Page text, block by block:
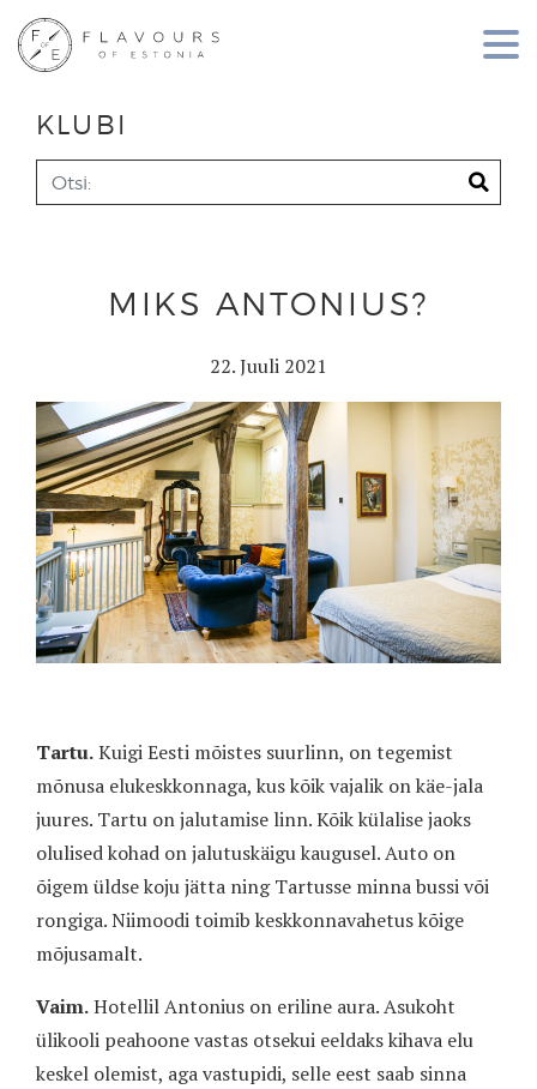
KLUBI
MIKS ANTONIUS?
22. Juuli 2021
Tartu.Kuigi Eesti mõistes suurlinn, on tegemist
mõnusa elukeskkonnaga, kus kõik vajalik on käe-jala
juures. Tartu on jalutamise linn. Kõik külalise jaoks
olulised kohad on jalutuskäigu kaugusel. Auto on
õigem üldse koju jätta ning Tartusse minna bussi või
rongiga. Niimoodi toimib keskkonnavahetus kõige
mõjusamalt.
Vaim.Hotellil Antonius on eriline aura. Asukoht
ülikooli peahoone vastas otsekui eeldaks kihava elu
keskel olemist, aga vastupidi, selle eest saab sinna